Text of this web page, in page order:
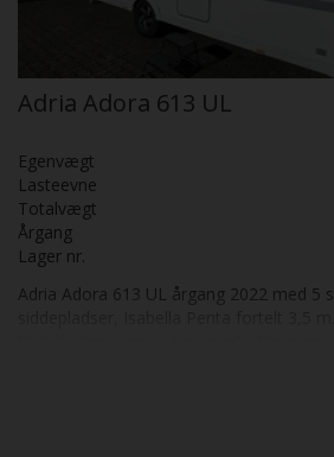
konkrete månedlige ydelser og
for en prøvetur, yderligere info og
vogn er klar til mange ferier og minder! ⛺
Adria Adora 613 UL
Egenvægt
Lasteevne
Totalvægt
Årgang
Lager nr.
Adria Adora 613 UL årgang 2022 med 5
Stabilisator, serviceklap,
udtræk, varmt vand, stort køleskab,
med blæser, gulvvarme på toilettet.